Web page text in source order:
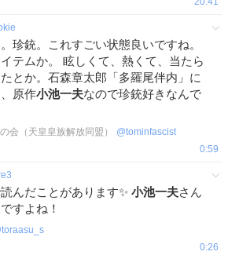
珍銃。これすごい状態良いですね。
テムか。 眩しくて、熱くて、当たら
とか。石森章太郎「多羅尾伴内」に
原作小池一夫なので珍銃好きなんで
会（天皇皇族解放同盟） @tominfascist
0:59
んだことがあります✨ 小池一夫さん
すよね！
toraasu_s
0:26